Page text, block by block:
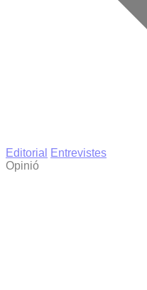
Editorial
Entrevistes
Opinió